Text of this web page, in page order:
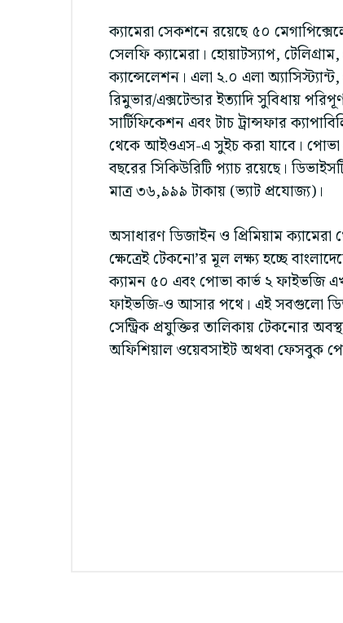
ক্যামেরা সেকশনে রয়েছে ৫০
সেলফি ক্যামেরা। হোয়াটস্যাপ,
ক্যান্সেলেশন। এলা ২.০ এলা
রিমুভার/এক্সটেন্ডার ইত্যাদি সুবিধায়
সার্টিফিকেশন এবং টাচ ট্রান্সফার
থেকে আইওএস-এ সুইচ করা যাবে। পোভা
বছরের সিকিউরিটি প্যাচ রয়েছে।
মাত্র ৩৬,৯৯৯ টাকায় (ভ্যাট প্রযোজ্য)।
অসাধারণ ডিজাইন ও প্রিমিয়াম
ক্ষেত্রেই টেকনো’র মূল লক্ষ্য হচ্ছে
ক্যামন ৫০ এবং পোভা কার্ভ ২ ফাইভজি
ফাইভজি-ও আসার পথে। এই সবগুলো
সেন্ট্রিক প্রযুক্তির তালিকায় টেকনোর
অফিশিয়াল ওয়েবসাইট অথবা ফেসবুক